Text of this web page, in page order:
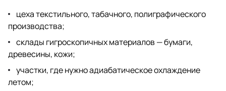
цеха текстильного, табачного, полиграфического
производства;
склады гигроскопичных материалов — бумаги,
древесины, кожи;
участки, где нужно адиабатическое охлаждение
летом;